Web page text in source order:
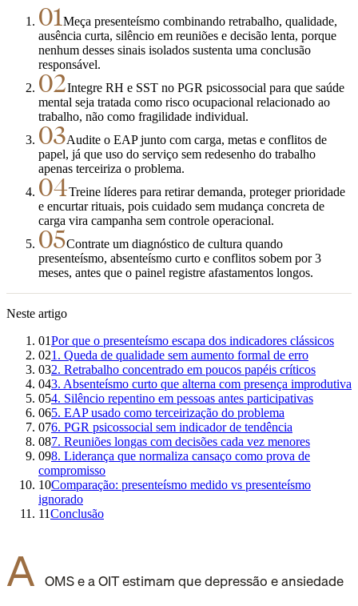
01Meça presenteísmo combinando retrabalho, qualidade,
ausência curta, silêncio em reuniões e decisão lenta, porque
nenhum desses sinais isolados sustenta uma conclusão
responsável.
02Integre RH e SST no PGR psicossocial para que saúde
mental seja tratada como risco ocupacional relacionado ao
trabalho, não como fragilidade individual.
03Audite o EAP junto com carga, metas e conflitos de
papel, já que uso do serviço sem redesenho do trabalho
apenas terceiriza o problema.
04Treine líderes para retirar demanda, proteger prioridade
e encurtar rituais, pois cuidado sem mudança concreta de
carga vira campanha sem controle operacional.
05Contrate um diagnóstico de cultura quando
presenteísmo, absenteísmo curto e conflitos sobem por 3
meses, antes que o painel registre afastamentos longos.
Neste artigo
01Por que o presenteísmo escapa dos indicadores clássicos
021. Queda de qualidade sem aumento formal de erro
032. Retrabalho concentrado em poucos papéis críticos
043. Absenteísmo curto que alterna com presença improdutiva
054. Silêncio repentino em pessoas antes participativas
065. EAP usado como terceirização do problema
076. PGR psicossocial sem indicador de tendência
087. Reuniões longas com decisões cada vez menores
098. Liderança que normaliza cansaço como prova de
compromisso
10Comparação: presenteísmo medido vs presenteísmo
ignorado
11Conclusão
A OMS e a OIT estimam que depressão e ansiedade